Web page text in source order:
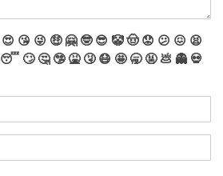
😍 😘 😜 🤑 🤗 🤓 😎 🤡🤠 😟 😕 😖 😫
😴 🙄 🤔 🤥 🤮 🤧 😷 🤩 🥱 🤬 💩 👻 💀